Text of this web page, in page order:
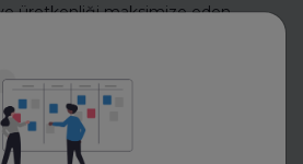
üretkenliği maksimize eden